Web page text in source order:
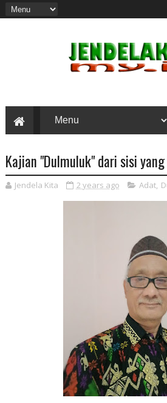
Kajian "Dulmuluk" dari sisi
Jendela Kita 2 years ago Adat,